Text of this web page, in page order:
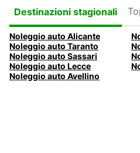
Destinazioni stagionali
Noleggio auto Alicante
Noleggio auto Taranto
Noleggio auto Sassari
Noleggio auto Lecce
Noleggio auto Avellino